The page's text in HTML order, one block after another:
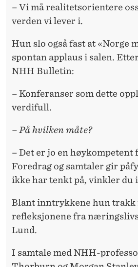
– Vi må realitetsorientere
verden vi lever i.
Hun slo også fast at «Norge
spontan applaus i salen.
NHH Bulletin:
– Konferanser som dette
verdifull.
– På hvilken måte?
– Det er jo en høykompetent
Foredrag og samtaler gir
ikke har tenkt på, vinkler du
Blant inntrykkene hun trakk
refleksjonene fra
Lund.
I samtale med NHH-